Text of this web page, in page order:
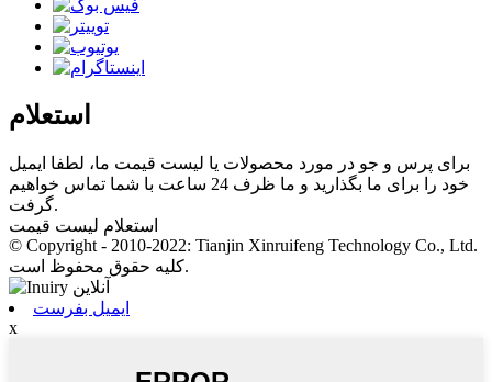
استعلام
برای پرس و جو در مورد محصولات یا لیست قیمت ما، لطفا ایمیل
خود را برای ما بگذارید و ما ظرف 24 ساعت با شما تماس خواهیم
گرفت.
استعلام لیست قیمت
© Copyright - 2010-2022: Tianjin Xinruifeng Technology Co., Ltd.
کلیه حقوق محفوظ است.
ایمیل بفرست
x